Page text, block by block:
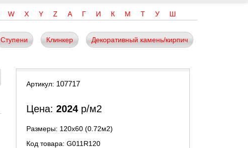
W X Y Z А Г И К М Т У Ш
Ступени Клинкер Декоративный камень/кирпич
Артикул: 107717
Цена: 2024 р/м2
Размеры: 120х60 (0.72м2)
Код товара: G011R120